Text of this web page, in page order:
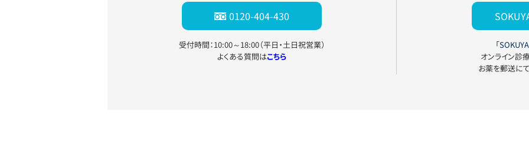
0120-404-430
受付時間：10:00～18:00（平日・土日祝営業）
よくある質問はこちら
「
オンライン診
お薬を郵送に